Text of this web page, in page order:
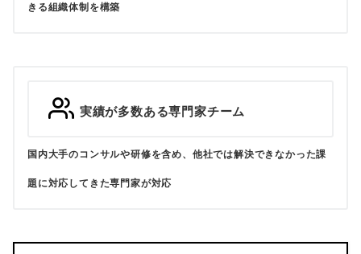
きる組織体制を構築
実績が多数ある専門家チーム
国内大手のコンサルや研修を含め、他社では解決できなかった課
題に対応してきた専門家が対応